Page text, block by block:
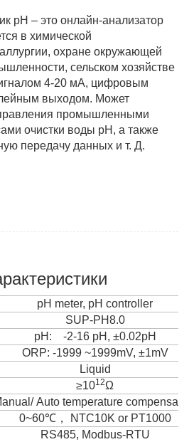
pH – это онлайн-анализатор
в химической
охране окружающей
сельском хозяйстве
4-20 мА, цифровым
выходом. Может
промышленными
очистки воды pH, а также
передачу данных и т. Д.
pH meter, pH controller
SUP-PH8.0
pH: -2-16 pH, ±0.02pH
ORP: -1999 ~1999mV, ±1mV
Liquid
≥1012Ω
Auto temperature
0~60℃， NTC10K or PT1000
RS485, Modbus-RTU